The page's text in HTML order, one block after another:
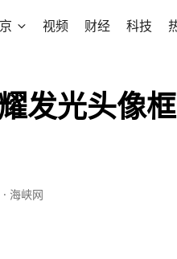
视频 财经 科技
发光头像
· 海峡网